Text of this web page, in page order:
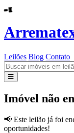
Leilões Blog Contato
Leilões
Imóvel não
📢 Este leilão já foi
oportunidades!